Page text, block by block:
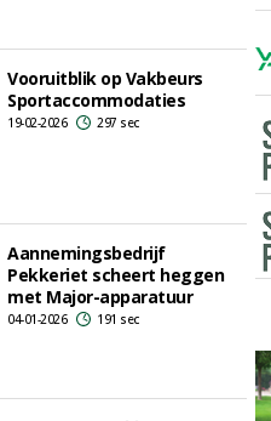
Vooruitblik op Vakbeurs
Sportaccommodaties
19-02-2026 297 sec
Aannemingsbedrijf
Pekkeriet scheert heggen
met Major-apparatuur
04-01-2026 191 sec